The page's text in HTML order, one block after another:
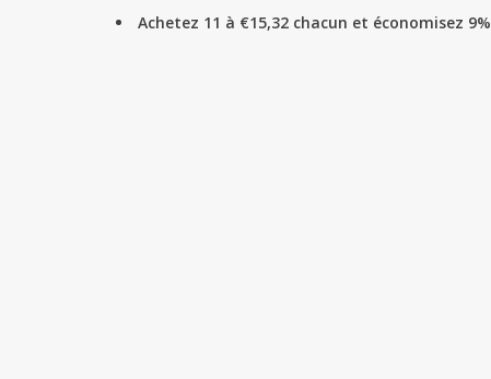
Achetez 11 à €15,32 chacun et économisez 9%